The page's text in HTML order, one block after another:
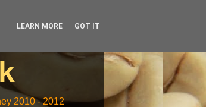
2010 - 2012
LEARN MORE GOT IT